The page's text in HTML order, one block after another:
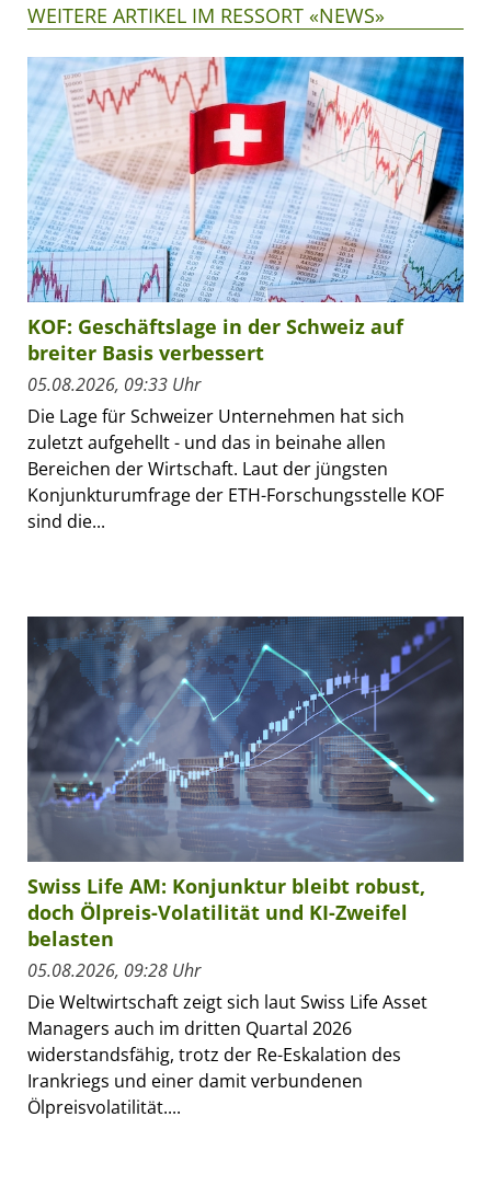
WEITERE ARTIKEL IM RESSORT «NEWS»
KOF: Geschäftslage in der Schweiz auf
breiter Basis verbessert
05.08.2026, 09:33 Uhr
Die Lage für Schweizer Unternehmen hat sich
zuletzt aufgehellt - und das in beinahe allen
Bereichen der Wirtschaft. Laut der jüngsten
Konjunkturumfrage der ETH-Forschungsstelle KOF
sind die...
Swiss Life AM: Konjunktur bleibt robust,
doch Ölpreis-Volatilität und KI-Zweifel
belasten
05.08.2026, 09:28 Uhr
Die Weltwirtschaft zeigt sich laut Swiss Life Asset
Managers auch im dritten Quartal 2026
widerstandsfähig, trotz der Re-Eskalation des
Irankriegs und einer damit verbundenen
Ölpreisvolatilität....